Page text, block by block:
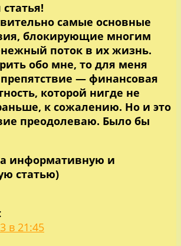
самые основные
блокирующие многим
поток в их жизнь.
обо мне, то для меня
— финансовая
которой нигде не
к сожалению. Но и это
преодолеваю. Было бы
информативную и
статью)
:
в 21:45